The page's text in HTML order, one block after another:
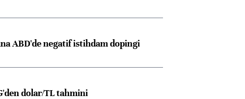
ABD'de negatif istihdam dopingi
dolar/TL tahmini